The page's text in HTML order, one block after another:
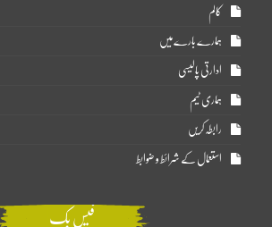
کالم
ہمارے بارے میں
ادارتی پالیسی
ہماری ٹیم
رابطہ کریں
استعمال کے شرائط و ضوابط
فیس بک